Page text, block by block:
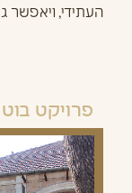
העתידי, ויאפשר
פרויקט